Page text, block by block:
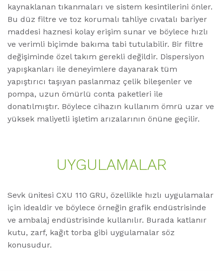
kaynaklanan tıkanmaları ve sistem kesintilerini önler.
Bu düz filtre ve toz korumalı tahliye cıvatalı bariyer
maddesi haznesi kolay erişim sunar ve böylece hızlı
ve verimli biçimde bakıma tabi tutulabilir. Bir filtre
değişiminde özel takım gerekli değildir. Dispersiyon
yapışkanları ile deneyimlere dayanarak tüm
yapıştırıcı taşıyan paslanmaz çelik bileşenler ve
pompa, uzun ömürlü conta paketleri ile
donatılmıştır. Böylece cihazın kullanım ömrü uzar ve
yüksek maliyetli işletim arızalarının önüne geçilir.
UYGULAMALAR
Sevk ünitesi CXU 110 GRU, özellikle hızlı uygulamalar
için idealdir ve böylece örneğin grafik endüstrisinde
ve ambalaj endüstrisinde kullanılır. Burada katlanır
kutu, zarf, kağıt torba gibi uygulamalar söz
konusudur.